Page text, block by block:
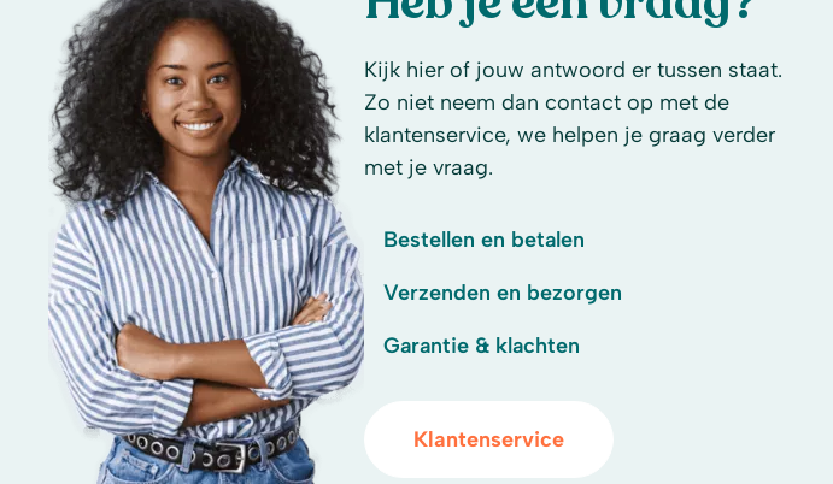
Kijk hier of jouw antwoord er tussen staat.
Zo niet neem dan contact op met de
klantenservice, we helpen je graag verder
met je vraag.
Bestellen en betalen
Verzenden en bezorgen
Garantie & klachten
Klantenservice